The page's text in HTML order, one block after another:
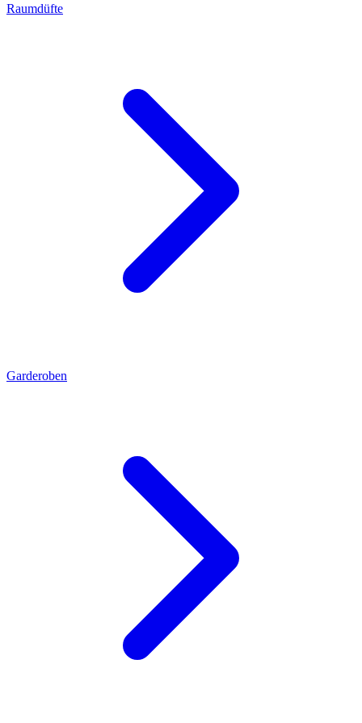
Raumdüfte
Garderoben